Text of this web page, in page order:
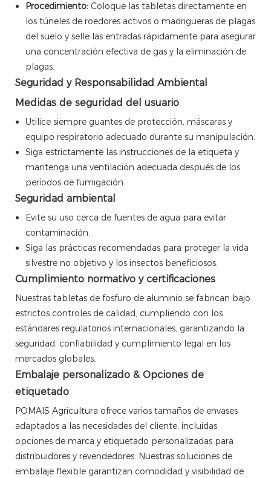
Procedimiento: Coloque las tabletas directamente en
los túneles de roedores activos o madrigueras de plagas
del suelo y selle las entradas rápidamente para asegurar
una concentración efectiva de gas y la eliminación de
plagas.
Seguridad y Responsabilidad Ambiental
Medidas de seguridad del usuario
Utilice siempre guantes de protección, máscaras y
equipo respiratorio adecuado durante su manipulación.
Siga estrictamente las instrucciones de la etiqueta y
mantenga una ventilación adecuada después de los
períodos de fumigación.
Seguridad ambiental
Evite su uso cerca de fuentes de agua para evitar
contaminación.
Siga las prácticas recomendadas para proteger la vida
silvestre no objetivo y los insectos beneficiosos.
Cumplimiento normativo y certificaciones
Nuestras tabletas de fosfuro de aluminio se fabrican bajo
estrictos controles de calidad, cumpliendo con los
estándares regulatorios internacionales, garantizando la
seguridad, confiabilidad y cumplimiento legal en los
mercados globales.
Embalaje personalizado & Opciones de
etiquetado
POMAIS Agricultura ofrece varios tamaños de envases
adaptados a las necesidades del cliente, incluidas
opciones de marca y etiquetado personalizadas para
distribuidores y revendedores. Nuestras soluciones de
embalaje flexible garantizan comodidad y visibilidad de